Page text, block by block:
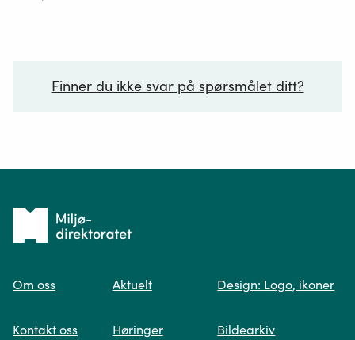
Finner du ikke svar på spørsmålet ditt?
Spør oss
Tilbake
forsiden
Om oss
Kontakt oss
Aktuelt
Høringer
Design: Logo, ikoner
Bildearkiv